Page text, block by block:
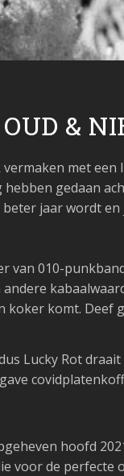
&
met
gedaan
jaar wordt
van 010-
koker komt.
Lucky Rot
hoofd
voor de perfecte